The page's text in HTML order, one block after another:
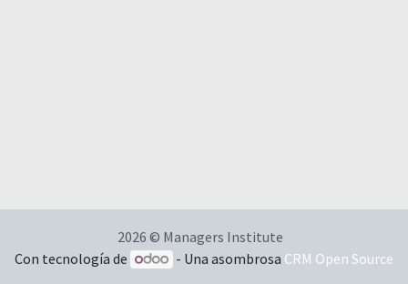
2026 © Managers Institute
Con tecnología de
- Una asombrosa CRM Open Source